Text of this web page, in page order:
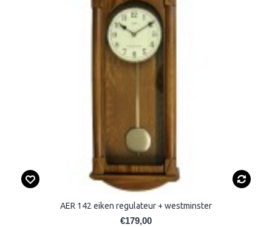
AER 142 eiken regulateur + westminster
€179,00